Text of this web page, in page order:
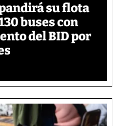
su flota
buses con
del BID por